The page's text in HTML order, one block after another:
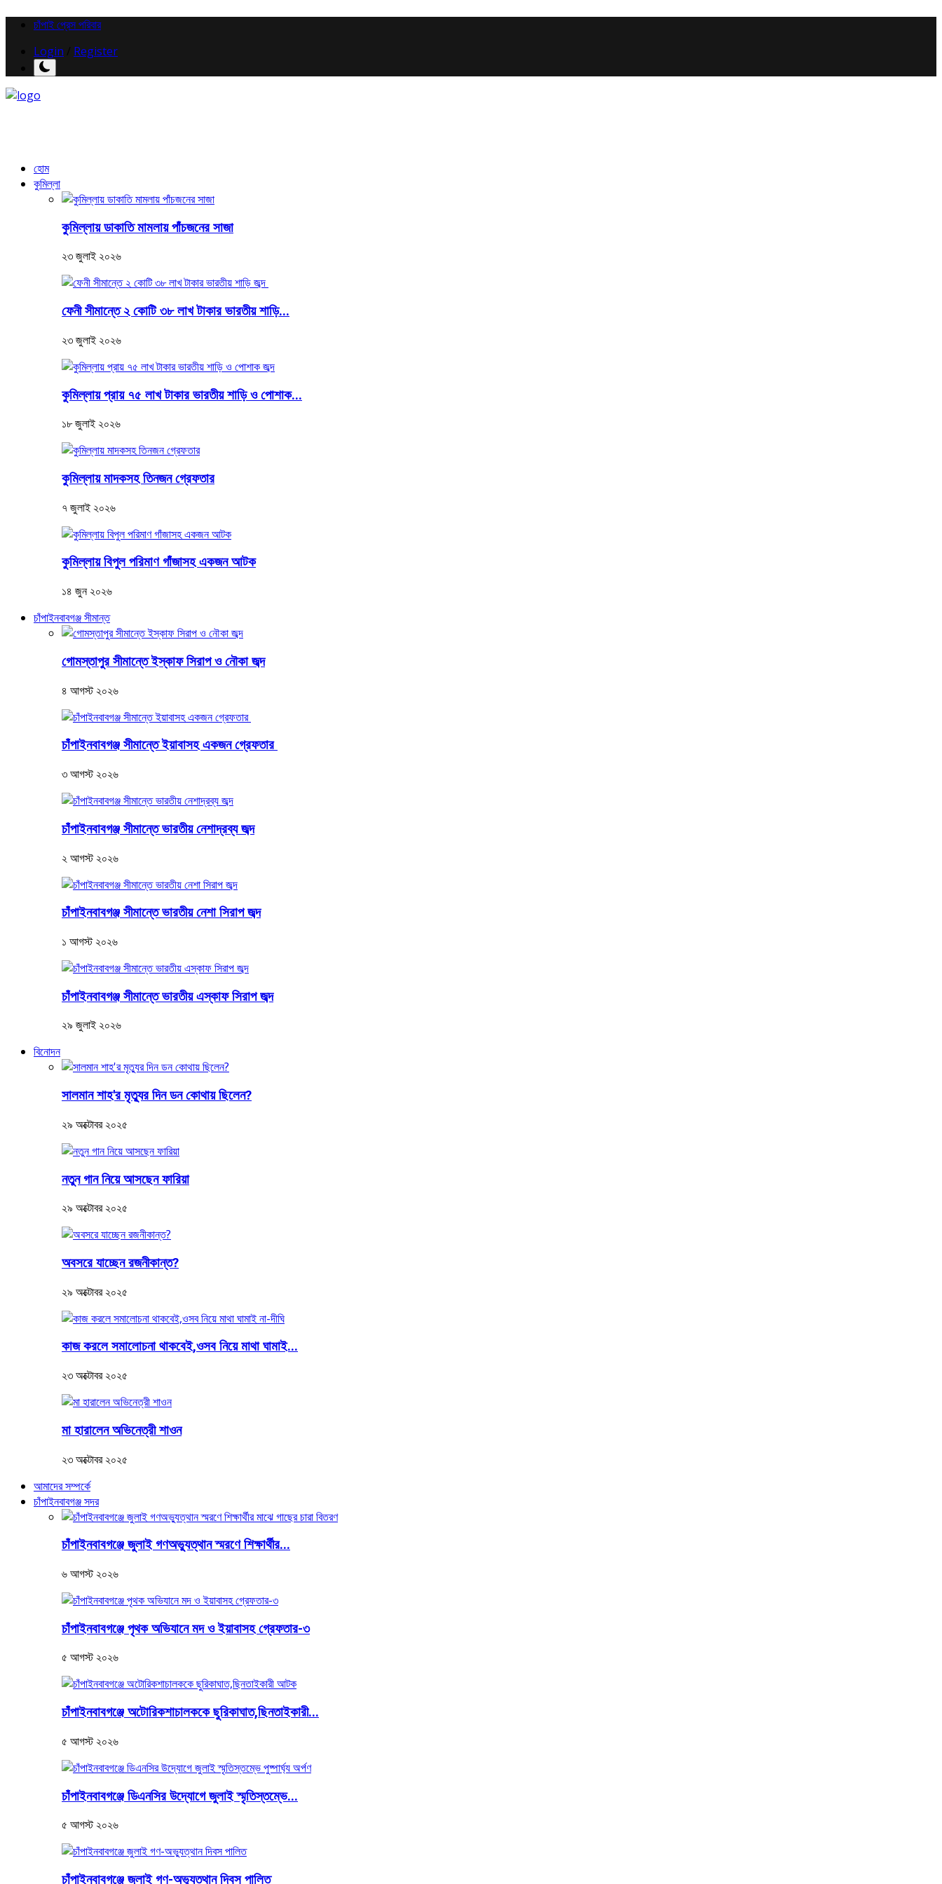
চাঁপাই প্রেস পরিবার
Login
Register
হোম
কুমিল্লা
কুমিল্লায় ডাকাতি মামলায় পাঁচজনের সাজা
২৩ জুলাই ২০২৬
ফেনী সীমান্তে ২ কোটি ৩৮ লাখ টাকার ভারতীয় শাড়ি...
২৩ জুলাই ২০২৬
কুমিল্লায় প্রায় ৭৫ লাখ টাকার ভারতীয় শাড়ি ও পোশাক...
১৮ জুলাই ২০২৬
কুমিল্লায় মাদকসহ তিনজন গ্রেফতার
৭ জুলাই ২০২৬
কুমিল্লায় বিপুল পরিমাণ গাঁজাসহ একজন আটক
১৪ জুন ২০২৬
চাঁপাইনবাবগঞ্জ সীমান্ত
গোমস্তাপুর সীমান্তে ইস্কাফ সিরাপ ও নৌকা জব্দ
৪ আগস্ট ২০২৬
চাঁপাইনবাবগঞ্জ সীমান্তে ইয়াবাসহ একজন গ্রেফতার
৩ আগস্ট ২০২৬
চাঁপাইনবাবগঞ্জ সীমান্তে ভারতীয় নেশাদ্রব্য জব্দ
২ আগস্ট ২০২৬
চাঁপাইনবাবগঞ্জ সীমান্তে ভারতীয় নেশা সিরাপ জব্দ
১ আগস্ট ২০২৬
চাঁপাইনবাবগঞ্জ সীমান্তে ভারতীয় এস্কাফ সিরাপ জব্দ
২৯ জুলাই ২০২৬
বিনোদন
সালমান শাহ'র মৃত্যুর দিন ডন কোথায় ছিলেন?
২৯ অক্টোবর ২০২৫
নতুন গান নিয়ে আসছেন ফারিয়া
২৯ অক্টোবর ২০২৫
অবসরে যাচ্ছেন রজনীকান্ত?
২৯ অক্টোবর ২০২৫
কাজ করলে সমালোচনা থাকবেই,ওসব নিয়ে মাথা ঘামাই...
২৩ অক্টোবর ২০২৫
মা হারালেন অভিনেত্রী শাওন
২৩ অক্টোবর ২০২৫
আমাদের সম্পর্কে
চাঁপাইনবাবগঞ্জ সদর
চাঁপাইনবাবগঞ্জে জুলাই গণঅভ্যুত্থান স্মরণে শিক্ষার্থীর...
৬ আগস্ট ২০২৬
চাঁপাইনবাবগঞ্জে পৃথক অভিযানে মদ ও ইয়াবাসহ গ্রেফতার-৩
৫ আগস্ট ২০২৬
চাঁপাইনবাবগঞ্জে অটোরিকশাচালককে ছুরিকাঘাত,ছিনতাইকারী...
৫ আগস্ট ২০২৬
চাঁপাইনবাবগঞ্জে ডিএনসির উদ্যোগে জুলাই স্মৃতিস্তম্ভে...
৫ আগস্ট ২০২৬
চাঁপাইনবাবগঞ্জে জুলাই গণ-অভ্যুত্থান দিবস পালিত